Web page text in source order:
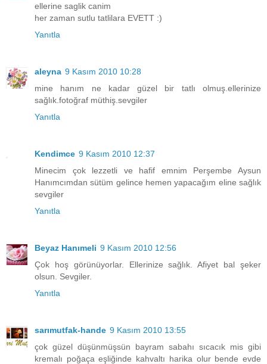
ellerine saglik canim
her zaman sutlu tatlilara EVETT :)
Yanıtla
aleyna 9 Kasım 2010 10:28
mine hanım ne kadar güzel bir tatlı olmuş.ellerinize
sağlık.fotoğraf müthiş.sevgiler
Yanıtla
Kendimce 9 Kasım 2010 12:37
Minecim çok lezzetli ve hafif emnim Perşembe Aysun
Hanımcımdan sütüm gelince hemen yapacağım eline sağlık
sevgiler
Yanıtla
Beyaz Hanımeli 9 Kasım 2010 12:56
Çok hoş görünüyorlar. Ellerinize sağlık. Afiyet bal şeker
olsun. Sevgiler.
Yanıtla
sarımutfak-hande 9 Kasım 2010 13:55
çok güzel düşünmüşsün bayram sabahı sıcacık mis gibi
kremalı poğaça eşliğinde kahvaltı harika olur bende evde